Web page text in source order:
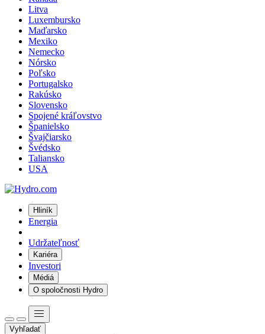
Litva
Luxembursko
Maďarsko
Mexiko
Nemecko
Nórsko
Poľsko
Portugalsko
Rakúsko
Slovensko
Spojené kráľovstvo
Španielsko
Švajčiarsko
Švédsko
Taliansko
USA
Hliník
Energia
Udržateľnosť
Kariéra
Investori
Médiá
O spoločnosti Hydro
Vyhľadať